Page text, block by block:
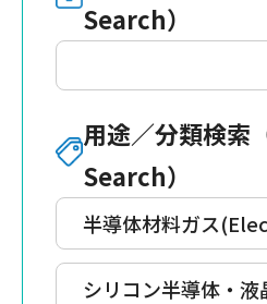
Search）
用途／分類検索
Search）